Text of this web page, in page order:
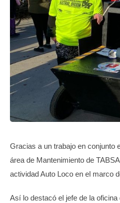
TRANSPARENCIA
Gracias a un trabajo en conjunto
área de Mantenimiento de
actividad Auto Loco en el marco
Así lo destacó el jefe de la